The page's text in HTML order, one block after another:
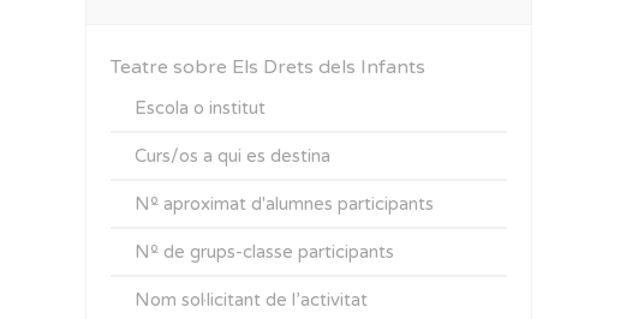
Teatre sobre Els Drets dels Infants